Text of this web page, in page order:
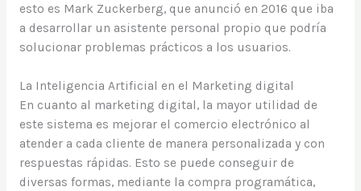
esto es Mark Zuckerberg, que anunció en 2016 que iba
a desarrollar un asistente personal propio que podría
solucionar problemas prácticos a los usuarios.
La Inteligencia Artificial en el Marketing digital
En cuanto al marketing digital, la mayor utilidad de
este sistema es mejorar el comercio electrónico al
atender a cada cliente de manera personalizada y con
respuestas rápidas. Esto se puede conseguir de
diversas formas, mediante la compra programática,